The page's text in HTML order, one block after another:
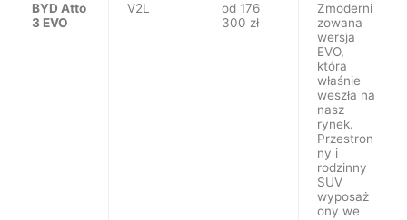
BYD Atto
3 EVO
V2L
od 176
300 zł
Zmoderni
zowana
wersja
EVO,
która
właśnie
weszła na
nasz
rynek.
Przestron
ny i
rodzinny
SUV
wyposaż
ony we